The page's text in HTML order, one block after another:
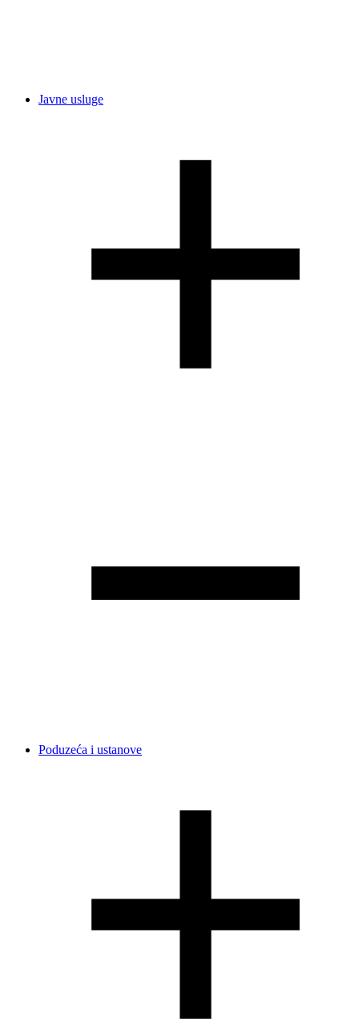
Javne usluge
Poduzeća i ustanove